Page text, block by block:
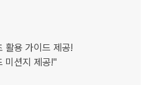
활용 가이드 제공!
미션지 제공!"